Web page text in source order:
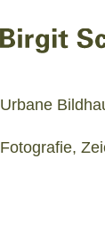
Urbane
Fotografie,